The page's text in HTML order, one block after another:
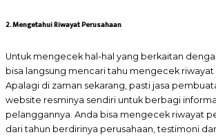
2. Mengetahui Riwayat Perusahaan
Untuk mengecek hal-hal yang berkaitan
bisa langsung mencari tahu mengecek riwayat
Apalagi di zaman sekarang, pasti jasa
website resminya sendiri untuk berbagi
pelanggannya. Anda bisa mengecek riwayat
dari tahun berdirinya perusahaan, testimoni